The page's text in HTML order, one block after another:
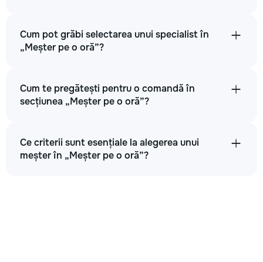
Cum pot grăbi selectarea unui specialist în
„Meșter pe o oră”?
Cum te pregătești pentru o comandă în
secțiunea „Meșter pe o oră”?
Ce criterii sunt esențiale la alegerea unui
meșter în „Meșter pe o oră”?